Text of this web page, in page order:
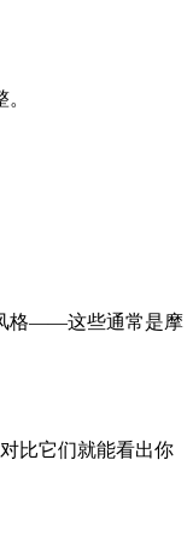
格——这些通常是摩
比它们就能看出你